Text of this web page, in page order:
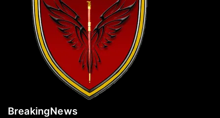
BreakingNews